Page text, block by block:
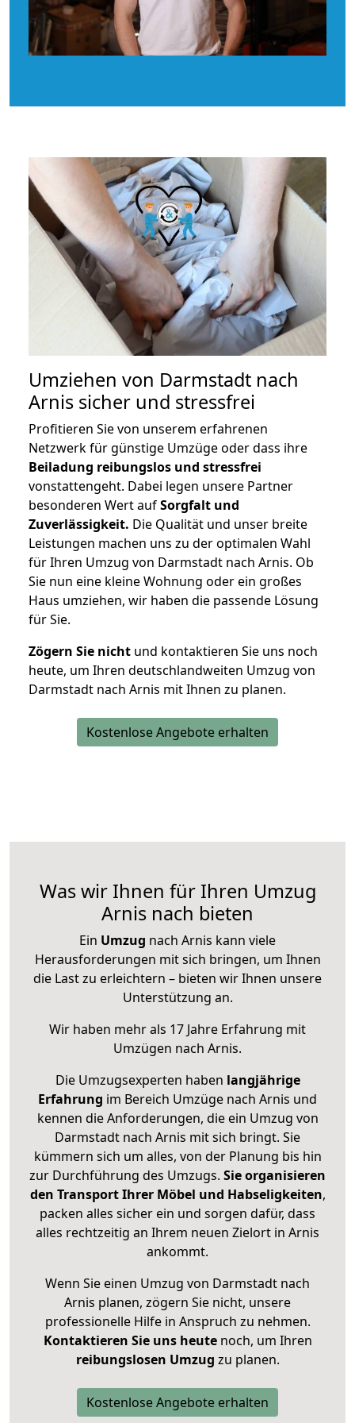
Umziehen von Darmstadt nach
Arnis sicher und stressfrei
Profitieren Sie von unserem erfahrenen
Netzwerk für günstige Umzüge oder dass ihre
Beiladung reibungslos und stressfrei
vonstattengeht. Dabei legen unsere Partner
besonderen Wert aufSorgfalt und
Zuverlässigkeit. Die Qualität und unser breite
Leistungen machen uns zu der optimalen Wahl
für Ihren Umzug von Darmstadt nach Arnis. Ob
Sie nun eine kleine Wohnung oder ein großes
Haus umziehen, wir haben die passende Lösung
für Sie.
Zögern Sie nicht und kontaktieren Sie uns noch
heute, um Ihren deutschlandweiten Umzug von
Darmstadt nach Arnis mit Ihnen zu planen.
Kostenlose Angebote erhalten
Was wir Ihnen für Ihren Umzug
Arnis nach bieten
Ein Umzug nach Arnis kann viele
Herausforderungen mit sich bringen, um Ihnen
die Last zu erleichtern – bieten wir Ihnen unsere
Unterstützung an.
Wir haben mehr als 17 Jahre Erfahrung mit
Umzügen nach Arnis.
Die Umzugsexperten haben langjährige
Erfahrung im Bereich Umzüge nach Arnis und
kennen die Anforderungen, die ein Umzug von
Darmstadt nach Arnis mit sich bringt. Sie
kümmern sich um alles, von der Planung bis hin
zur Durchführung des Umzugs. Sie organisieren
den Transport Ihrer Möbel und Habseligkeiten,
packen alles sicher ein und sorgen dafür, dass
alles rechtzeitig an Ihrem neuen Zielort in Arnis
ankommt.
Wenn Sie einen Umzug von Darmstadt nach
Arnis planen, zögern Sie nicht, unsere
professionelle Hilfe in Anspruch zu nehmen.
Kontaktieren Sie uns heutenoch, um Ihren
reibungslosen Umzug zu planen.
Kostenlose Angebote erhalten